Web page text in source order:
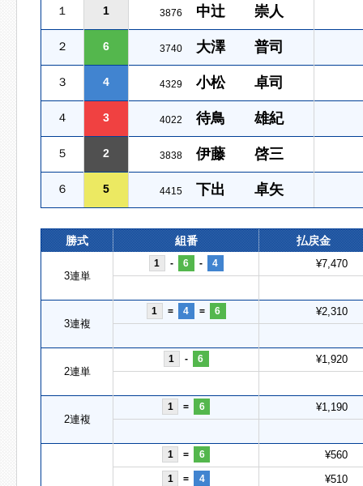
１ 1 3876 中辻 崇人
２ 6 3740 大澤 普司
３ 4 4329 小松 卓司
４ 3 4022 待鳥 雄紀
５ 2 3838 伊藤 啓三
６ 5 4415 下出 卓矢
勝式 組番 払戻金
3連単
1 - 6 - 4 ¥7,470
3連複
1 = 4 = 6 ¥2,310
2連単
1 - 6 ¥1,920
2連複
1 = 6 ¥1,190
1 = 6 ¥560
1 = 4 ¥510